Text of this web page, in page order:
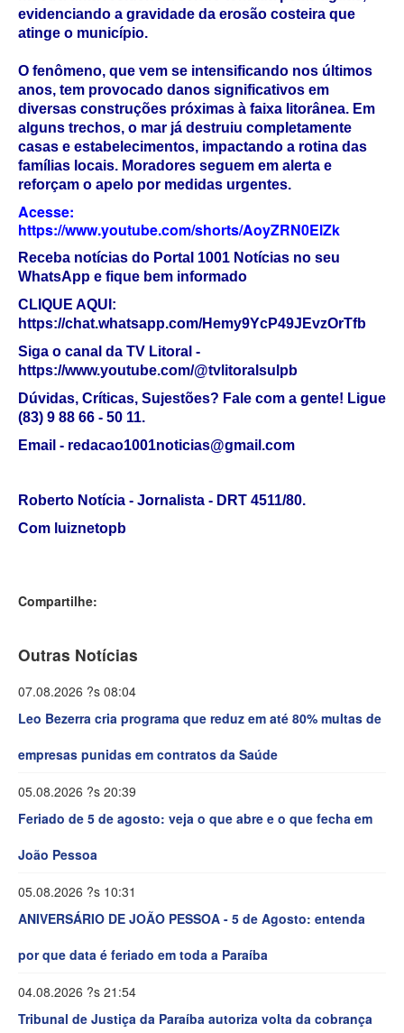
evidenciando a gravidade da erosão costeira que
atinge o município.
O fenômeno, que vem se intensificando nos últimos
anos, tem provocado danos significativos em
diversas construções próximas à faixa litorânea. Em
alguns trechos, o mar já destruiu completamente
casas e estabelecimentos, impactando a rotina das
famílias locais. Moradores seguem em alerta e
reforçam o apelo por medidas urgentes.
Acesse:
https://www.youtube.com/shorts/AoyZRN0ElZk
Receba notícias do Portal 1001 Notícias no seu
WhatsApp e fique bem informado
CLIQUE AQUI:
https://chat.whatsapp.com/Hemy9YcP49JEvzOrTfb
Siga o canal da TV Litoral -
https://www.youtube.com/@tvlitoralsulpb
Dúvidas, Críticas, Sujestões? Fale com a gente! Ligue
(83) 9 88 66 - 50 11.
Email - redacao1001noticias@gmail.com
Roberto Notícia - Jornalista - DRT 4511/80.
Com luiznetopb
Compartilhe:
Outras Notícias
07.08.2026 ?s 08:04
Leo Bezerra cria programa que reduz em até 80% multas de
empresas punidas em contratos da Saúde
05.08.2026 ?s 20:39
Feriado de 5 de agosto: veja o que abre e o que fecha em
João Pessoa
05.08.2026 ?s 10:31
ANIVERSÁRIO DE JOÃO PESSOA - 5 de Agosto: entenda
por que data é feriado em toda a Paraíba
04.08.2026 ?s 21:54
Tribunal de Justiça da Paraíba autoriza volta da cobrança